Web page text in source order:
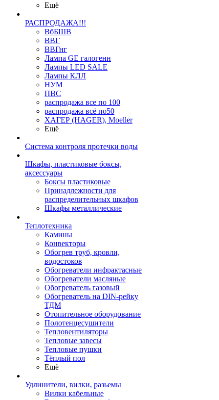
Ещё
РАСПРОДАЖА!!!
ВбБШВ
ВВГ
ВВГнг
Лампа GE галогенн
Лампы LED SALE
Лампы КЛЛ
НУМ
ПВС
распродажа все по 100
распродажа всё по50
ХАГЕР (HAGER), Moeller
Ещё
Система контроля протечки воды
Шкафы, пластиковые боксы,
аксессуары
Боксы пластиковые
Принадлежности для
распределительных шкафов
Шкафы металлические
Теплотехника
Камины
Конвекторы
Обогрев труб, кровли,
водостоков
Обогреватели инфрактасные
Обогреватели масляные
Обогреватель газовый
Обогреватель на DIN-рейку
ТДМ
Отопительное оборудование
Полотенцесушители
Тепловентиляторы
Тепловые завесы
Тепловые пушки
Тёплый пол
Ещё
Удлинители, вилки, разьемы
Вилки кабельные